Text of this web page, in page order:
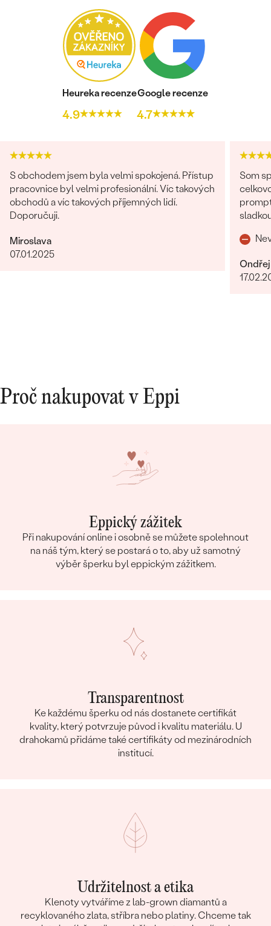
Heureka recenze
4.9
Google recenze
4.7
S obchodem jsem byla velmi spokojená. Přístup
pracovnice byl velmi profesionální. Víc takových
obchodů a víc takových příjemných lidí.
Doporučuji.
Miroslava
07.01.2025
Som
promptná. Tovar prišiel pekne
Ondřej
Proč nakupovat v Eppi
Eppický zážitek
Při nakupování online i osobně se můžete spolehnout
na náš tým, který se postará o to, aby už samotný
výběr šperku byl eppickým zážitkem.
Transparentnost
Ke každému šperku od nás dostanete certifikát
kvality, který potvrzuje původ i kvalitu materiálu. U
drahokamů přidáme také certifikáty od mezinárodních
institucí.
Udržitelnost a etika
Klenoty vytváříme z lab-grown diamantů a
recyklovaného zlata, stříbra nebo platiny. Chceme tak